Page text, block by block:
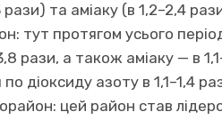
рази) та аміаку (в 1,2–2,4
тут протягом усього
рази, а також аміаку — в
діоксиду азоту в 1,1–1,4
цей район став